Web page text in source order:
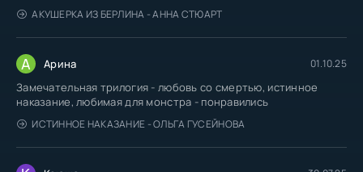
АКУШЕРКА ИЗ БЕРЛИНА - АННА СТЮАРТ
А Арина 01.10.25
Замечательная трилогия - любовь со смертью, истинное
наказание, любимая для монстра - понравились
ИСТИННОЕ НАКАЗАНИЕ - ОЛЬГА ГУСЕЙНОВА